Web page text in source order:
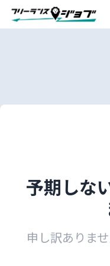
予期しな
申し訳ありま